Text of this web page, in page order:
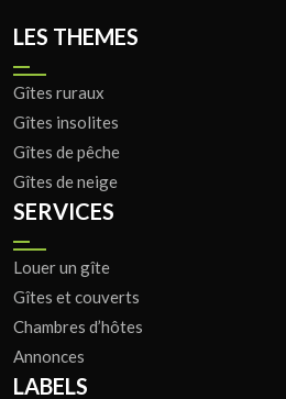
LES THEMES
Gîtes ruraux
Gîtes insolites
Gîtes de pêche
Gîtes de neige
SERVICES
Louer un gîte
Gîtes et couverts
Chambres d’hôtes
Annonces
LABELS